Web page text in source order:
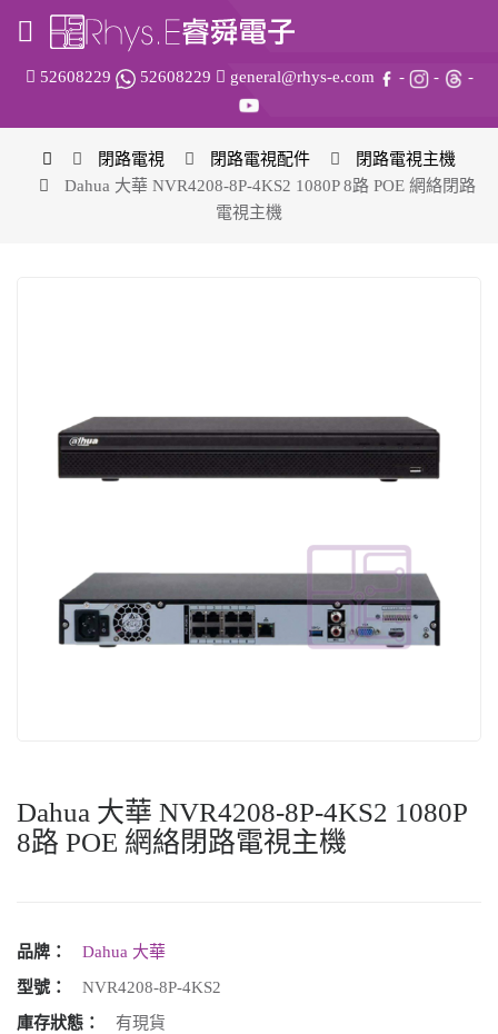
52608229 52608229 general@rhys-e.com - - -
閉路電視 閉路電視配件
閉路電視主機
Dahua 大華 NVR4208-8P-4KS2 1080P 8路 POE 網絡閉路
電視主機
Dahua 大華 NVR4208-8P-4KS2 1080P
8路 POE 網絡閉路電視主機
品牌：
Dahua 大華
型號：
NVR4208-8P-4KS2
庫存狀態：
有現貨